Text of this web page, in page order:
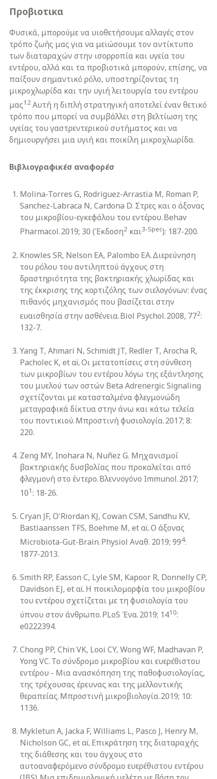
Προβιοτικα
Φυσικά, μπορούμε να υιοθετήσουμε αλλαγές στον
τρόπο ζωής μας για να μειώσουμε τον αντίκτυπο
των διαταραχών στην ισορροπία και υγεία του
εντέρου, αλλά και τα προβιοτικά μπορούν, επίσης, να
παίξουν σημαντικό ρόλο, υποστηρίζοντας τη
μικροχλωρίδα και την υγιή λειτουργία του εντέρου
μας12 Αυτή η διπλή στρατηγική αποτελεί έναν θετικό
τρόπο που μπορεί να συμβάλλει στη βελτίωση της
υγείας του γαστρεντερικού συτήματος και να
δημιουργήσει μια υγιή και ποικίλη μικροχλωρίδα.
Βιβλιογραφικέσ αναφορέσ
Molina-Torres G, Rodriguez-Arrastia M, Roman P,
Sanchez-Labraca N, Cardona D. Στρες και ο άξονας
του μικροβίου-εγκεφάλου του εντέρου. Behav
Pharmacol. 2019; 30 (Έκδοση2 και3-Spec): 187-200.
Knowles SR, Nelson EA, Palombo EA. Διερεύνηση
του ρόλου του αντιληπτού άγχους στη
δραστηριότητα της βακτηριακής χλωρίδας και
της έκκρισης της κορτιζόλης των σιελογόνων: ένας
πιθανός μηχανισμός που βασίζεται στην
ευαισθησία στην ασθένεια. Biol Psychol. 2008, 772:
132-7.
Yang T, Ahmari N, Schmidt JT, Redler T, Arocha R,
Pacholec K, et αϊ. Οι μετατοπίσεις στη σύνθεση
των μικροβίων του εντέρου λόγω της εξάντλησης
του μυελού των οστών Beta Adrenergic Signaling
σχετίζονται με κατασταλμένα φλεγμονώδη
μεταγραφικά δίκτυα στην άνω και κάτω τελεία
του ποντικιού. Μπροστινή φυσιολογία. 2017; 8:
220.
Zeng MY, Inohara N, Nuñez G. Μηχανισμοί
βακτηριακής δυσβολίας που προκαλείται από
φλεγμονή στο έντερο. Βλεννογόνο Immunol. 2017;
101: 18-26.
Cryan JF, O'Riordan KJ, Cowan CSM, Sandhu KV,
Bastiaanssen TFS, Boehme M, et αϊ. Ο άξονας
Microbiota-Gut-Brain. Physiol Αναθ. 2019; 994:
1877-2013.
Smith RP, Easson C, Lyle SM, Kapoor R, Donnelly CP,
Davidson EJ, et αϊ. Η ποικιλομορφία του μικροβίου
του εντέρου σχετίζεται με τη φυσιολογία του
ύπνου στον άνθρωπο. PLoS Ένα. 2019; 1410:
e0222394.
Chong PP, Chin VK, Looi CY, Wong WF, Madhavan P,
Yong VC. Το σύνδρομο μικροβίου και ευερέθιστου
εντέρου - Μια ανασκόπηση της παθοφυσιολογίας,
της τρέχουσας έρευνας και της μελλοντικής
θεραπείας. Μπροστινή μικροβιολογία. 2019; 10:
1136.
Mykletun A, Jacka F, Williams L, Pasco J, Henry M,
Nicholson GC, et αϊ. Επικράτηση της διαταραχής
της διάθεσης και του άγχους στο
αυτοαναφερόμενο σύνδρομο ευερέθιστου εντέρου